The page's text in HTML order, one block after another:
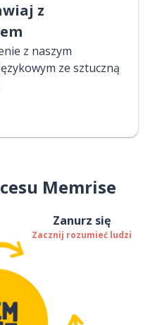
z
z naszym
ze sztuczną
Memrise
Zanurz się
Zacznij rozumieć ludzi